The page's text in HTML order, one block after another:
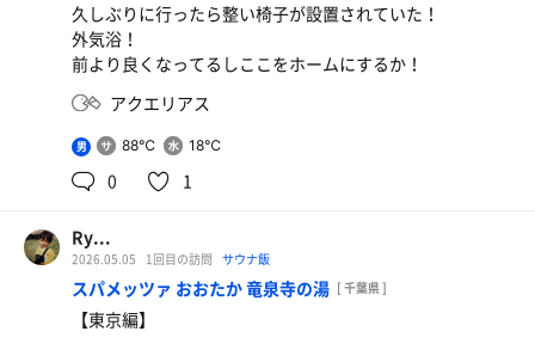
久しぶりに行ったら整い椅子が設置されていた！
外気浴！
前より良くなってるしここをホームにするか！
アクエリアス
男 88℃ 18℃
0 1
Ry...
2026.05.05 1回目の訪問 サウナ飯
スパメッツァ おおたか 竜泉寺の湯 [ 千葉県 ]
【東京編】